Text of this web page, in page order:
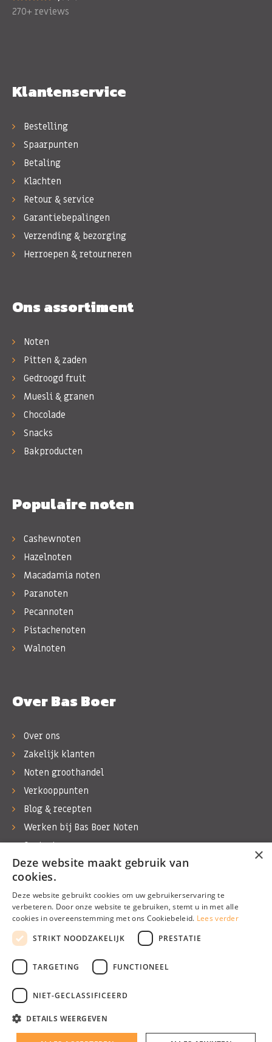
270+ reviews
Klantenservice
Bestelling
Spaarpunten
Betaling
Klachten
Retour & service
Garantiebepalingen
Verzending & bezorging
Herroepen & retourneren
Ons assortiment
Noten
Pitten & zaden
Gedroogd fruit
Muesli & granen
Chocolade
Snacks
Bakproducten
Populaire noten
Cashewnoten
Hazelnoten
Macadamia noten
Paranoten
Pecannoten
Pistachenoten
Walnoten
Over Bas Boer
Over ons
Zakelijk klanten
Noten groothandel
Verkooppunten
Blog & recepten
Werken bij Bas Boer Noten
Contact
©1974 - 2026 Bas Boer Noten
Alle rechten voorbehouden
Algemene voorwaarden
×
Deze website maakt gebruik van
cookies.
Deze website gebruikt cookies om uw gebruikerservaring te
verbeteren. Door onze website te gebruiken, stemt u in met alle
cookies in overeenstemming met ons Cookiebeleid. Lees verder
STRIKT NOODZAKELIJK
PRESTATIE
TARGETING FUNCTIONEEL
NIET-GECLASSIFICEERD
DETAILS WEERGEVEN